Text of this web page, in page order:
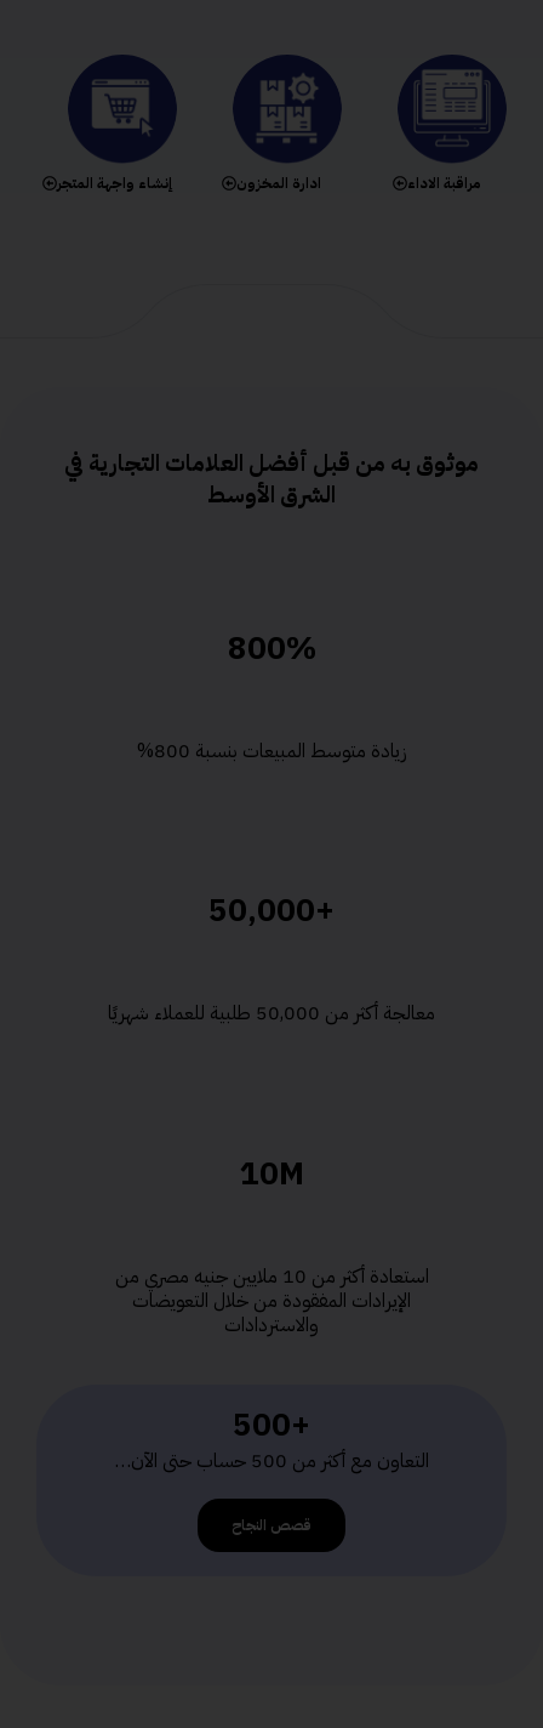
مراقبة الاداء ادارة المخزون إنشاء واجهة المتجر
موثوق به من قبل أفضل العلامات التجارية في
الشرق الأوسط
%
800
زيادة متوسط المبيعات بنسبة 800%
+
50,000
معالجة أكثر من 50,000 طلبية للعملاء شهريًا
M
10
استعادة أكثر من 10 ملايين جنيه مصري من
الإيرادات المفقودة من خلال التعويضات
والاستردادات
+500
التعاون مع أكثر من 500 حساب حتى الآن…
قصص النجاح